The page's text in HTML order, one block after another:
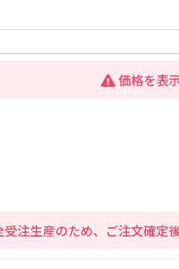
価格を表
受注生産のため、ご注文確定